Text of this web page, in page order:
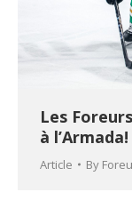
Les
à l’Armada!
Article By